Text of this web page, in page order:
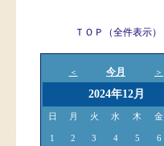
ＴＯＰ（全件表示）
＜ 今月 ＞
2024年12月
日 月 火 水 木 金
1 2 3 4 5 6